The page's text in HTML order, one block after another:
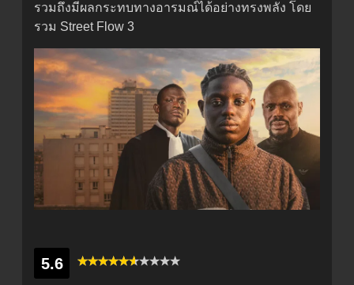
รวมถึงมีผลกระทบทางอารมณ์ได้อย่างทรงพลัง โดย
รวม Street Flow 3
5.6